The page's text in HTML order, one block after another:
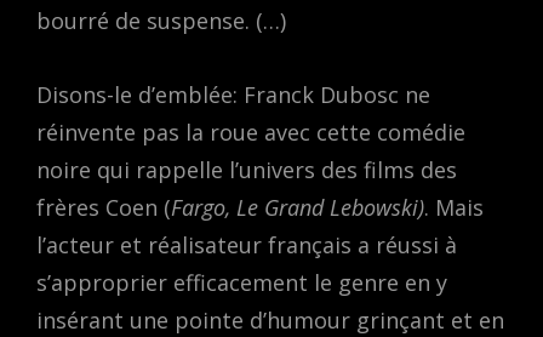
bourré de suspense. (…)
Disons-le d’emblée: Franck Dubosc ne
réinvente pas la roue avec cette comédie
noire qui rappelle l’univers des films des
frères Coen (Fargo, Le Grand Lebowski). Mais
l’acteur et réalisateur français a réussi à
s’approprier efficacement le genre en y
insérant une pointe d’humour grinçant et en